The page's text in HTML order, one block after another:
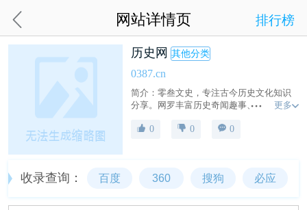
网站详情页 排行榜
历史网 其他分类
0387.cn
简介：零叁文史，专注古今历史文化知识
分享。网罗丰富历史奇闻趣事、详尽历史
华夏历史的精彩世界。
更多
0 0 0
收录查询： 百度 360 搜狗 必应